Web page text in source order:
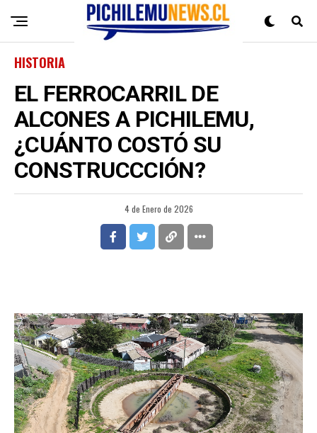
HISTORIA
EL FERROCARRIL DE
ALCONES A PICHILEMU,
¿CUÁNTO COSTÓ SU
CONSTRUCCCIÓN?
4 de Enero de 2026